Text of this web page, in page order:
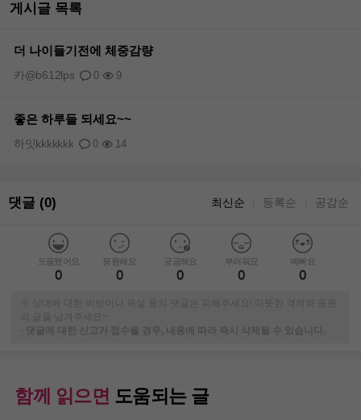
게시글 목록
더 나이들기전에 체중감량
0 9
카@b612lps
좋은 하루들 되세요~~
0 14
하잇kkkkkkk
댓글 (0) 최신순 등록순 공감순
도움됐어요
0
응원해요
0
궁금해요
0
부러워요
0
예뻐요
0
※ 상대에 대한 비방이나 욕설 등의 댓글은 피해주세요! 따뜻한 격려와 응원
의 글을 남겨주세요~
-
댓글에 대한 신고가 접수될 경우, 내용에 따라 즉시 삭제될 수 있습니다.
함께 읽으면 도움되는 글